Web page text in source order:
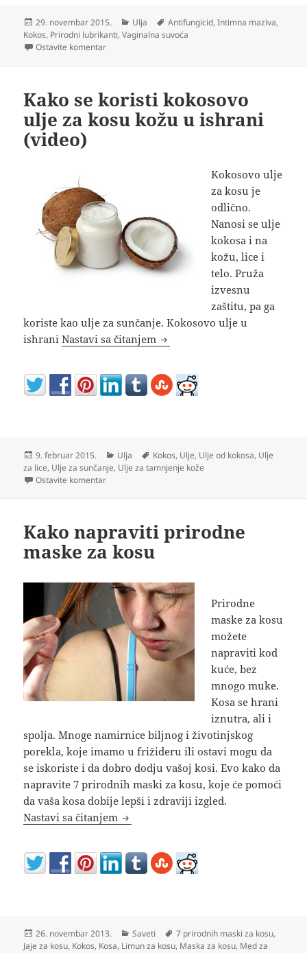
Objavljeno
29. novembar 2015. Kategorije
Ulja Oznake
Antifungicid,Intimna maziva,
Kokos, Prirodni lubrikanti,Vaginalna suvoća
Ostavite komentarna Kokosovo ulje kao lubrikant
Kako se koristi kokosovo
ulje za kosu kožu u ishrani
(video)
Kokosovo ulje
za kosu je
odlično.
Nanosi se ulje
kokosa i na
kožu, lice i
telo. Pruža
izvesnu
zaštitu, pa ga
koriste kao ulje za sunčanje. Kokosovo ulje u
ishraniNastavi sa čitanjem Kako se koristi kokosovo
Objavljeno
9. februar 2015. Kategorije
Ulja Oznake
Kokos, Ulje, Ulje od kokosa, Ulje
za lice, Ulje za sunčanje, Ulje za tamnjenje kože
Ostavite komentarna Kako se koristi kokosovo ulje za kosu kožu u
Kako napraviti prirodne
maske za kosu
Prirodne
maske za kosu
možete
napraviti kod
kuće, bez
mnogo muke.
Kosa se hrani
iznutra, ali i
spolja. Mnoge namirnice biljnog i životinjskog
porekla, koje imamo u frižideru ili ostavi mogu da
se iskoriste i da dobro dodju vašoj kosi. Evo kako da
napravite 7 prirodnih maski za kosu, koje će pomoći
da vaša kosa dobije lepši i zdraviji izgled.
Nastavi sa čitanjem Kako napraviti prirodne maske za
Objavljeno
26. novembar 2013. Kategorije
Saveti Oznake
7 prirodnih maski za kosu,
Jaje za kosu, Kokos, Kosa, Limun za kosu, Maska za kosu, Med za